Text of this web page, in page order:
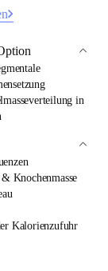
in
Knochenmasse
Kalorienzufuhr